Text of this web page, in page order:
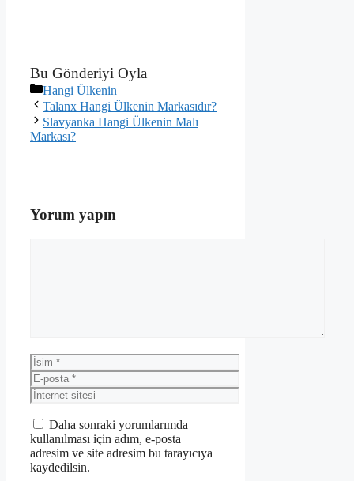
Bu Gönderiyi Oyla
Kategoriler
Hangi Ülkenin
Talanx Hangi Ülkenin Markasıdır?
Slavyanka Hangi Ülkenin Malı
Markası?
Yorum yapın
İsim
E-
posta
İnternet
sitesi
Daha sonraki yorumlarımda
kullanılması için adım, e-posta
adresim ve site adresim bu tarayıcıya
kaydedilsin.